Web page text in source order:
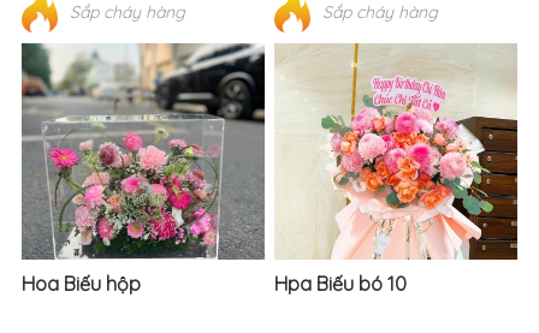
Sắp cháy hàng Sắp cháy hàng
Hoa Biếu hộp Hpa Biếu bó 10